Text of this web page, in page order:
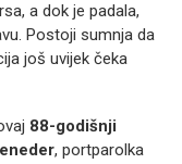
a dok je padala,
Postoji sumnja da
još uvijek čeka
88-godišnji
, portparolka